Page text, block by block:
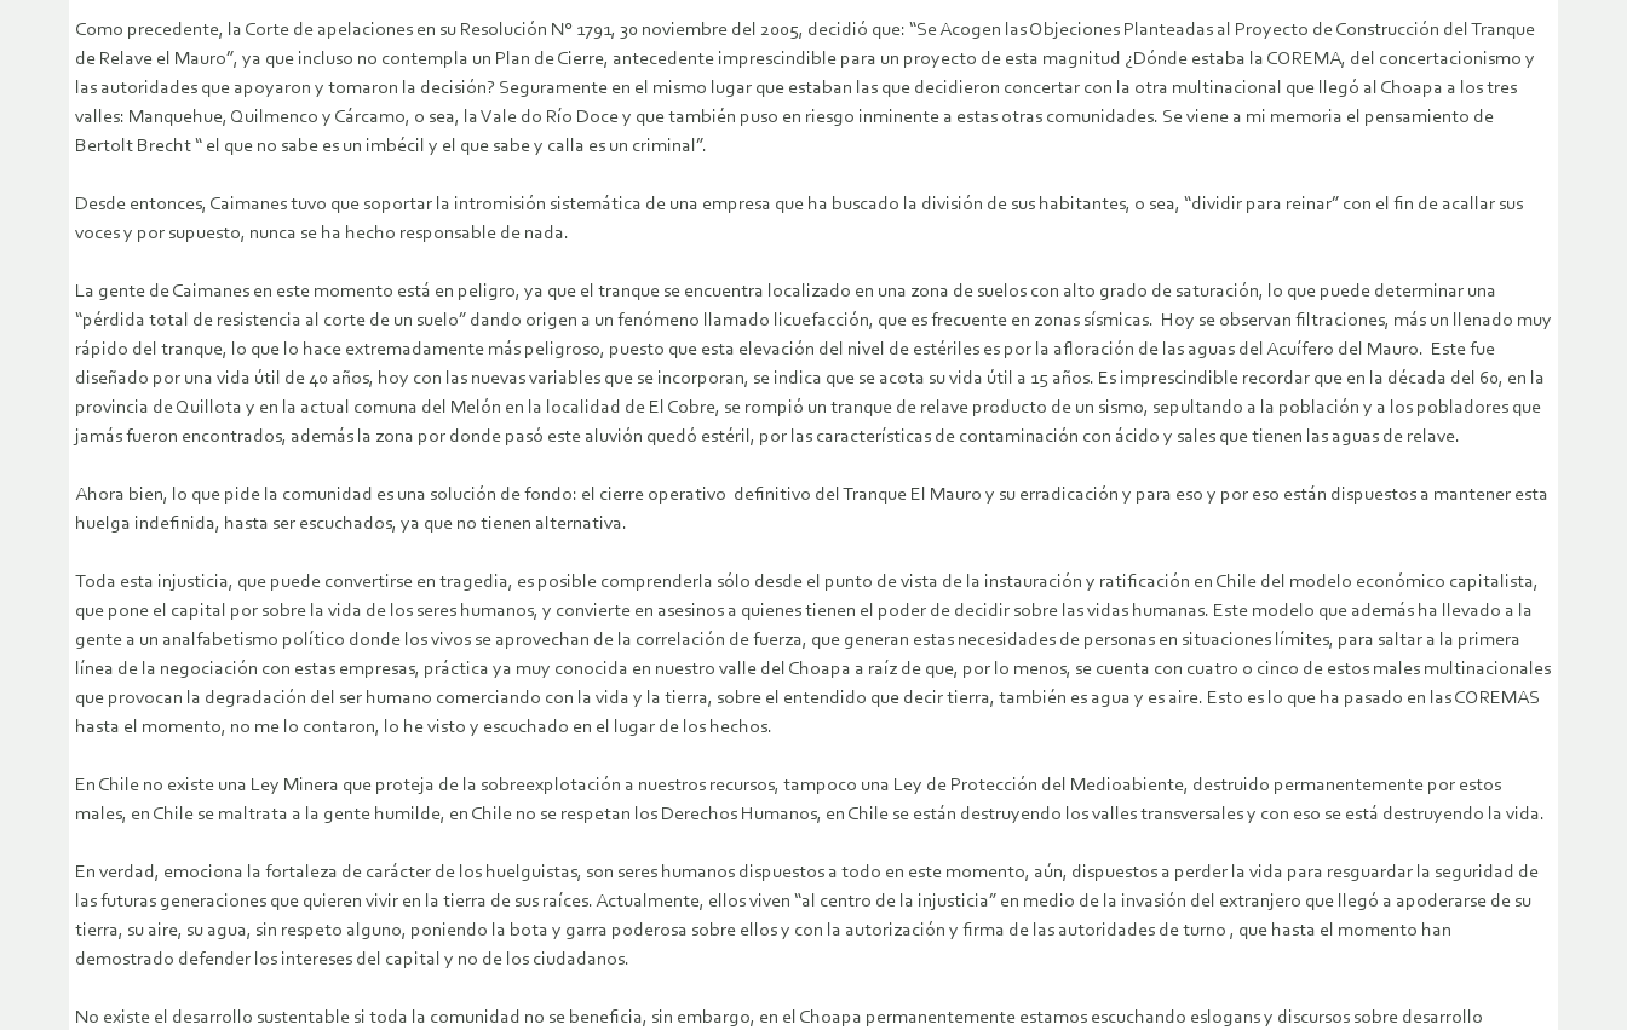
Como precedente, la Corte de apelaciones en su Resolución N° 1791, 30 noviembre del 2005, decidió que: “Se Acogen las Objeciones Planteadas al Proyecto de Construcción del Tranque
de Relave el Mauro”, ya que incluso no contempla un Plan de Cierre, antecedente imprescindible para un proyecto de esta magnitud ¿Dónde estaba la COREMA, del concertacionismo y
las autoridades que apoyaron y tomaron la decisión? Seguramente en el mismo lugar que estaban las que decidieron concertar con la otra multinacional que llegó al Choapa a los tres
valles: Manquehue, Quilmenco y Cárcamo, o sea, la Vale do Río Doce y que también puso en riesgo inminente a estas otras comunidades. Se viene a mi memoria el pensamiento de
Bertolt Brecht “ el que no sabe es un imbécil y el que sabe y calla es un criminal”.
Desde entonces, Caimanes tuvo que soportar la intromisión sistemática de una empresa que ha buscado la división de sus habitantes, o sea, “dividir para reinar” con el fin de acallar sus
voces y por supuesto, nunca se ha hecho responsable de nada.
La gente de Caimanes en este momento está en peligro, ya que el tranque se encuentra localizado en una zona de suelos con alto grado de saturación, lo que puede determinar una
“pérdida total de resistencia al corte de un suelo” dando origen a un fenómeno llamado licuefacción, que es frecuente en zonas sísmicas. Hoy se observan filtraciones, más un llenado muy
rápido del tranque, lo que lo hace extremadamente más peligroso, puesto que esta elevación del nivel de estériles es por la afloración de las aguas del Acuífero del Mauro. Este fue
diseñado por una vida útil de 40 años, hoy con las nuevas variables que se incorporan, se indica que se acota su vida útil a 15 años. Es imprescindible recordar que en la década del 60, en la
provincia de Quillota y en la actual comuna del Melón en la localidad de El Cobre, se rompió un tranque de relave producto de un sismo, sepultando a la población y a los pobladores que
jamás fueron encontrados, además la zona por donde pasó este aluvión quedó estéril, por las características de contaminación con ácido y sales que tienen las aguas de relave.
Ahora bien, lo que pide la comunidad es una solución de fondo: el cierre operativo definitivo del Tranque El Mauro y su erradicación y para eso y por eso están dispuestos a mantener esta
huelga indefinida, hasta ser escuchados, ya que no tienen alternativa.
Toda esta injusticia, que puede convertirse en tragedia, es posible comprenderla sólo desde el punto de vista de la instauración y ratificación en Chile del modelo económico capitalista,
que pone el capital por sobre la vida de los seres humanos, y convierte en asesinos a quienes tienen el poder de decidir sobre las vidas humanas. Este modelo que además ha llevado a la
gente a un analfabetismo político donde los vivos se aprovechan de la correlación de fuerza, que generan estas necesidades de personas en situaciones límites, para saltar a la primera
línea de la negociación con estas empresas, práctica ya muy conocida en nuestro valle del Choapa a raíz de que, por lo menos, se cuenta con cuatro o cinco de estos males multinacionales
que provocan la degradación del ser humano comerciando con la vida y la tierra, sobre el entendido que decir tierra, también es agua y es aire. Esto es lo que ha pasado en las COREMAS
hasta el momento, no me lo contaron, lo he visto y escuchado en el lugar de los hechos.
En Chile no existe una Ley Minera que proteja de la sobreexplotación a nuestros recursos, tampoco una Ley de Protección del Medioabiente, destruido permanentemente por estos
males, en Chile se maltrata a la gente humilde, en Chile no se respetan los Derechos Humanos, en Chile se están destruyendo los valles transversales y con eso se está destruyendo la vida.
En verdad, emociona la fortaleza de carácter de los huelguistas, son seres humanos dispuestos a todo en este momento, aún, dispuestos a perder la vida para resguardar la seguridad de
las futuras generaciones que quieren vivir en la tierra de sus raíces. Actualmente, ellos viven “al centro de la injusticia” en medio de la invasión del extranjero que llegó a apoderarse de su
tierra, su aire, su agua, sin respeto alguno, poniendo la bota y garra poderosa sobre ellos y con la autorización y firma de las autoridades de turno , que hasta el momento han
demostrado defender los intereses del capital y no de los ciudadanos.
No existe el desarrollo sustentable si toda la comunidad no se beneficia, sin embargo, en el Choapa permanentemente estamos escuchando eslogans y discursos sobre desarrollo